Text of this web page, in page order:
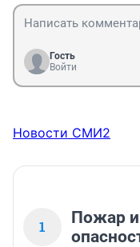
Гость
Войти
Новости СМИ2
1
Пожар